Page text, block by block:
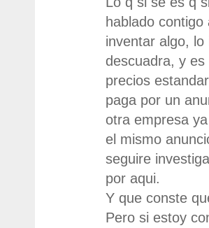
hablado
inventar algo,
descuadra, y
precios
paga por un
otra empresa
el mismo
seguire
por aqui.
Y que conste
Pero si estoy